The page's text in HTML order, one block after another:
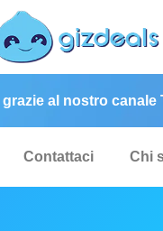
grazie al nostro canale
Contattaci Chi